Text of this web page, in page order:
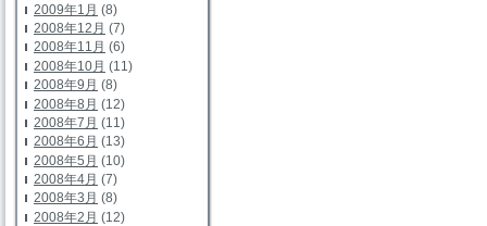
2009年1月 (8)
2008年12月 (7)
2008年11月 (6)
2008年10月 (11)
2008年9月 (8)
2008年8月 (12)
2008年7月 (11)
2008年6月 (13)
2008年5月 (10)
2008年4月 (7)
2008年3月 (8)
2008年2月 (12)